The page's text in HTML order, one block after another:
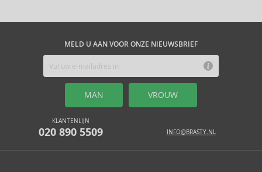
MELD U AAN VOOR ONZE NIEUWSBRIEF
MAN VROUW
KLANTENLIJN
020 890 5509 INFO@BRASTY.NL